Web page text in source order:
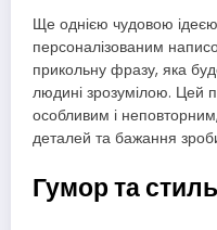
Ще однією чудовою
персоналізованим
прикольну фразу, яка
людині зрозумілою. Цей
особливим і
деталей та бажання
Гумор та стиль